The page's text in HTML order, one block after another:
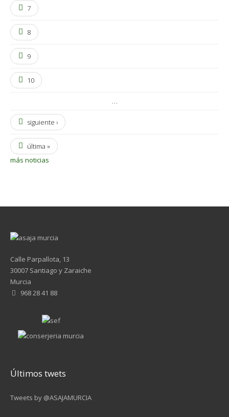
7
8
9
10
…
siguiente ›
última »
más noticias
Calle Parpallota, 13
30007 Santiago y Zaraiche
Murcia
968 28 41 88
Últimos twets
Tweets by @ASAJAMURCIA